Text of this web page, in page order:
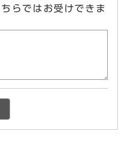
らではお受けできま